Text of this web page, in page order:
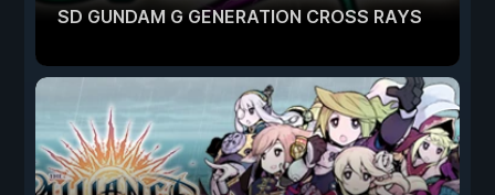
SD GUNDAM G GENERATION CROSS RAYS